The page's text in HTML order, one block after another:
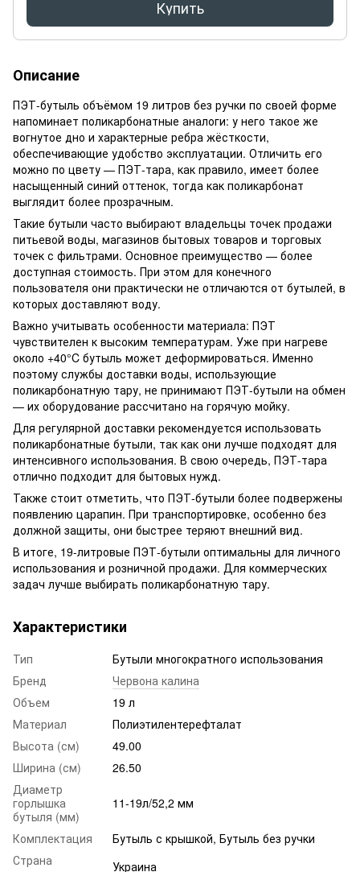
Купить
Описание
ПЭТ-бутыль объёмом 19 литров без ручки по своей форме
напоминает поликарбонатные аналоги: у него такое же
вогнутое дно и характерные ребра жёсткости,
обеспечивающие удобство эксплуатации. Отличить его
можно по цвету — ПЭТ-тара, как правило, имеет более
насыщенный синий оттенок, тогда как поликарбонат
выглядит более прозрачным.
Такие бутыли часто выбирают владельцы точек продажи
питьевой воды, магазинов бытовых товаров и торговых
точек с фильтрами. Основное преимущество — более
доступная стоимость. При этом для конечного
пользователя они практически не отличаются от бутылей, в
которых доставляют воду.
Важно учитывать особенности материала: ПЭТ
чувствителен к высоким температурам. Уже при нагреве
около +40°C бутыль может деформироваться. Именно
поэтому службы доставки воды, использующие
поликарбонатную тару, не принимают ПЭТ-бутыли на обмен
— их оборудование рассчитано на горячую мойку.
Для регулярной доставки рекомендуется использовать
поликарбонатные бутыли, так как они лучше подходят для
интенсивного использования. В свою очередь, ПЭТ-тара
отлично подходит для бытовых нужд.
Также стоит отметить, что ПЭТ-бутыли более подвержены
появлению царапин. При транспортировке, особенно без
должной защиты, они быстрее теряют внешний вид.
В итоге, 19-литровые ПЭТ-бутыли оптимальны для личного
использования и розничной продажи. Для коммерческих
задач лучше выбирать поликарбонатную тару.
Характеристики
Тип
Бутыли многократного использования
Бренд
Червона калина
Объем
19 л
Материал
Полиэтилентерефталат
Высота (см)
49.00
Ширина (см)
26.50
Диаметр
горлышка
бутыля (мм)
11-19л/52,2 мм
Комплектация
Бутыль с крышкой, Бутыль без ручки
Страна
Украина